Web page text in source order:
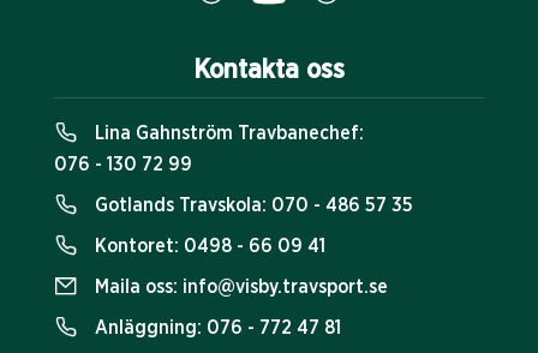
Kontakta oss
Lina Gahnström Travbanechef:
076 - 130 72 99
Gotlands Travskola: 070 - 486 57 35
Kontoret: 0498 - 66 09 41
Maila oss: info@visby.travsport.se
Anläggning: 076 - 772 47 81